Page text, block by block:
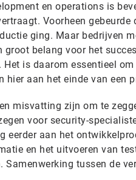
en operations is
Voorheen
ging. Maar bedrijven
groot belang voor het
Het is daarom essentieel
hier aan het einde van een
misvatting zijn om te
voor security-
eerder aan het
en het uitvoeren van
Samenwerking tussen de